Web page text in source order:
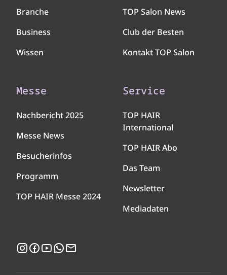
Branche
Business
Wissen
TOP Salon News
Club der Besten
Kontakt TOP Salon
Messe
Nachbericht 2025
Messe News
Besucherinfos
Programm
TOP HAIR Messe 2024
Service
TOP HAIR
International
TOP HAIR Abo
Das Team
Newsletter
Mediadaten
Instagram
Facebook
YouTubeWhatsApp